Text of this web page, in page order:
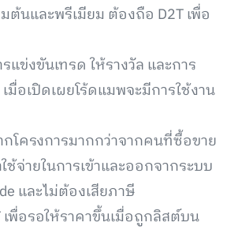
ต้นและพรีเมียม ต้องถือ D2T เพื่อ
รแข่งขันเทรด ให้รางวัล และการ
อเปิดเผยโร้ดแมพจะมีการใช้งาน
กโครงการมากกว่าจากคนที่ซื้อขาย
ช้จ่ายในการเข้าและออกจากระบบ
และไม่ต้องเสียภาษี
พื่อรอให้ราคาขึ้นเมื่อถูกลิสต์บน